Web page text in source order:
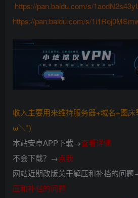
https://pan.baidu.com/s/
https://pan.baidu.com/s/
收入主要用来维持服务器+域名+图
ω＼*)
本站安卓APP下载→查看详情
不会下载？→点我
网站近期改版关于解压和补档的问
压和补档的问题